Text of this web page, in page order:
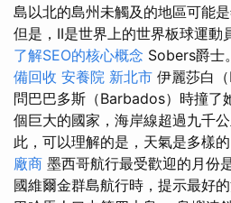
島以北的島州未觸及的地區可能
但是，II是世界上的世界板球運動
了解SEO的核心概念 Sobers爵士
備回收 安養院 新北市 伊麗莎白
問巴巴多斯（Barbados）時撞了
個巨大的國家，海岸線超過九千公
此，可以理解的是，天氣是多樣
廠商 墨西哥航行最受歡迎的月份
國維爾金群島航行時，提示最好